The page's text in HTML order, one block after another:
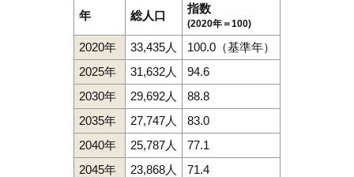
年 総人口
指数
(2020年＝100)
2020年 33,435人
100.0（基準年）
2025年
31,632人
94.6
2030年
29,692人
88.8
2035年
27,747人
83.0
2040年
25,787人
77.1
2045年
23,868人
71.4